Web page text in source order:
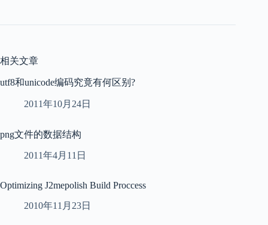
相关文章
utf8和unicode编码究竟有何区别?
2011年10月24日
png文件的数据结构
2011年4月11日
Optimizing J2mepolish Build Proccess
2010年11月23日